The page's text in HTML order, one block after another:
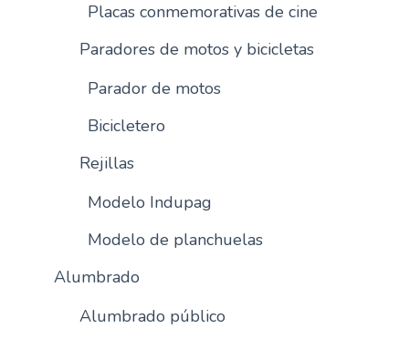
Placas conmemorativas de cine
Paradores de motos y bicicletas
Parador de motos
Bicicletero
Rejillas
Modelo Indupag
Modelo de planchuelas
Alumbrado
Alumbrado público